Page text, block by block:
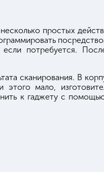
простых
потребуется.
сканирования. В
мало,
к гаджету с